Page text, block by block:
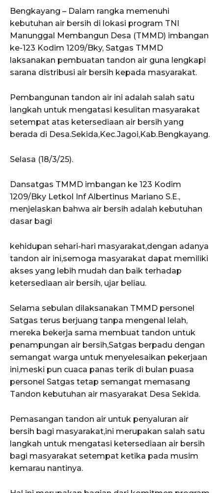
Bengkayang – Dalam rangka memenuhi
kebutuhan air bersih di lokasi program TNI
Manunggal Membangun Desa (TMMD) imbangan
ke-123 Kodim 1209/Bky, Satgas TMMD
laksanakan pembuatan tandon air guna lengkapi
sarana distribusi air bersih kepada masyarakat.
Pembangunan tandon air ini adalah salah satu
langkah untuk mengatasi kesulitan masyarakat
setempat atas ketersediaan air bersih yang
berada di Desa.Sekida,Kec.Jagoi,Kab.Bengkayang.
Selasa (18/3/25).
Dansatgas TMMD imbangan ke 123 Kodim
1209/Bky Letkol Inf Albertinus Mariano S.E.,
menjelaskan bahwa air bersih adalah kebutuhan
dasar bagi
kehidupan sehari-hari masyarakat,dengan adanya
tandon air ini,semoga masyarakat dapat memiliki
akses yang lebih mudah dan baik terhadap
ketersediaan air bersih, ujar beliau.
Selama sebulan dilaksanakan TMMD personel
Satgas terus berjuang tanpa mengenal lelah,
mereka bekerja sama membuat tandon untuk
penampungan air bersih,Satgas berpadu dengan
semangat warga untuk menyelesaikan pekerjaan
ini,meski pun cuaca panas terik di bulan puasa
personel Satgas tetap semangat memasang
Tandon kebutuhan air masyarakat Desa Sekida.
Pemasangan tandon air untuk penyaluran air
bersih bagi masyarakat,ini merupakan salah satu
langkah untuk mengatasi ketersediaan air bersih
bagi masyarakat setempat ketika pada musim
kemarau nantinya.